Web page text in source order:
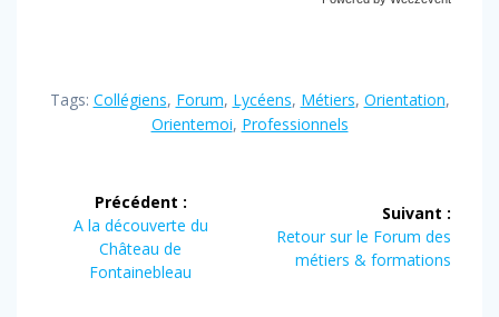
Tags: Collégiens, Forum, Lycéens, Métiers, Orientation,
Orientemoi, Professionnels
Navigation
l’article
Précédent :
Article
précédent
A la découverte du
Château de
Fontainebleau
Suivant :
Article
suivant
Retour sur le Forum des
métiers & formations